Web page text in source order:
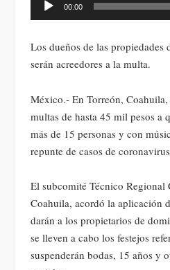
00:00
Los dueños de las propiedades
serán acreedores a la multa.
México.- En Torreón,
multas de hasta 45 mil pesos a
más de 15 personas y con
repunte de casos de
El subcomité Técnico Regional
Coahuila, acordó la aplicación
darán a los propietarios de
se lleven a cabo los festejos
suspenderán bodas, 15 años y